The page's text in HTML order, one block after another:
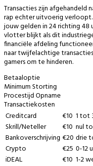
Transacties zijn
rap echter uitvoerig
jouw gelden in 24 richting 48
vlotter blijkt als dit
financiële afdeling
naar twijfelachtige
gamers om te hinderen.
Betaaloptie
Minimum Storting
Procestijd Opname
Transactiekosten
Creditcard
€10 1 tot
Skrill/Neteller
€10 nul
Bankoverschrijving €20 drie
Crypto
€25 0-12
iDEAL
€10 1-2